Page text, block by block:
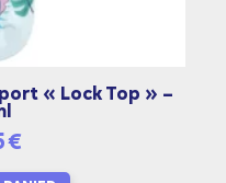
« Lock Top » –
€